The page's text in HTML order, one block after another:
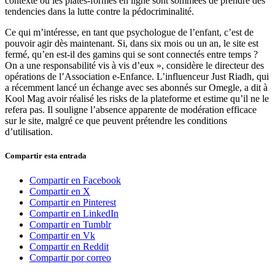
tendencies dans la lutte contre la pédocriminalité.
Ce qui m’intéresse, en tant que psychologue de l’enfant, c’est de
pouvoir agir dès maintenant. Si, dans six mois ou un an, le site est
fermé, qu’en est-il des gamins qui se sont connectés entre temps ?
On a une responsabilité vis à vis d’eux », considère le directeur des
opérations de l’Association e-Enfance. L’influenceur Just Riadh, qui
a récemment lancé un échange avec ses abonnés sur Omegle, a dit à
Kool Mag avoir réalisé les risks de la plateforme et estime qu’il ne le
refera pas. Il souligne l’absence apparente de modération efficace
sur le site, malgré ce que peuvent prétendre les conditions
d’utilisation.
Compartir esta entrada
Compartir en Facebook
Compartir en X
Compartir en Pinterest
Compartir en LinkedIn
Compartir en Tumblr
Compartir en Vk
Compartir en Reddit
Compartir por correo